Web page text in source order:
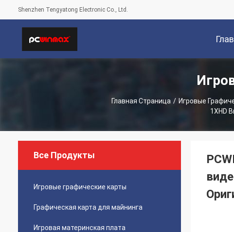
Shenzhen Tengyatong Electronic Co., Ltd.
Главная Страница / Игровые
1XHD
Все Продукты
Игровые графические карты
Графическая карта для майнинга
Игровая материнская плата